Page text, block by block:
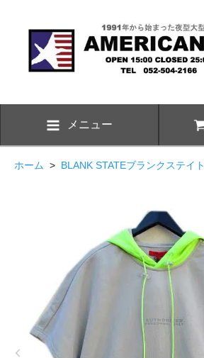
メニュー
ホーム > BLANK STATEブランクステイト